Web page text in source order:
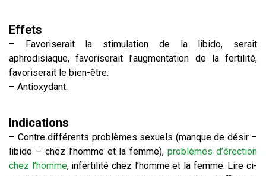
Effets
– Favoriserait la stimulation de la libido, serait
aphrodisiaque, favoriserait l’augmentation de la fertilité,
favoriserait le bien-être.
– Antioxydant.
Indications
– Contre différents problèmes sexuels (manque de désir –
libido – chez l’homme et la femme),problèmes d’érection
chez l’homme, infertilité chez l’homme et la femme. Lire ci-